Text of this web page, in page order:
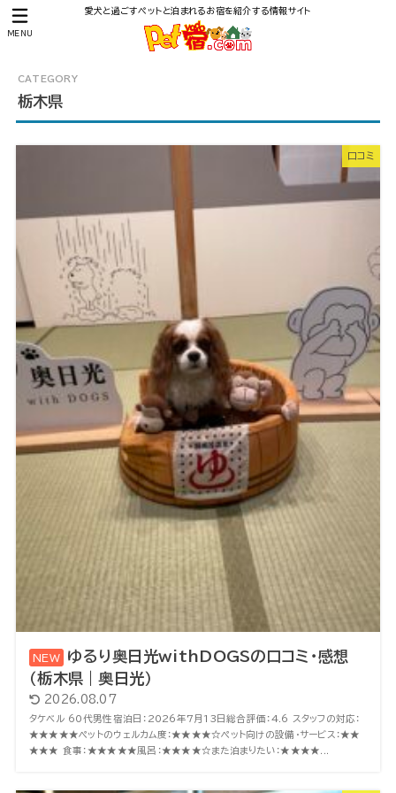
愛犬と過ごすペットと泊まれるお宿を紹介する情報サイト
MENU
栃木県
口コミ
ゆるり奥日光withDOGSの口コミ・感想
（栃木県｜奥日光）
2026.08.07
タケベル 60代男性宿泊日：2026年7月13日総合評価：4.6 スタッフの対応：
★★★★★ペットのウェルカム度：★★★★☆ペット向けの設備・サービス：★★
★★★ 食事：★★★★★風呂：★★★★☆また泊まりたい：★★★★...